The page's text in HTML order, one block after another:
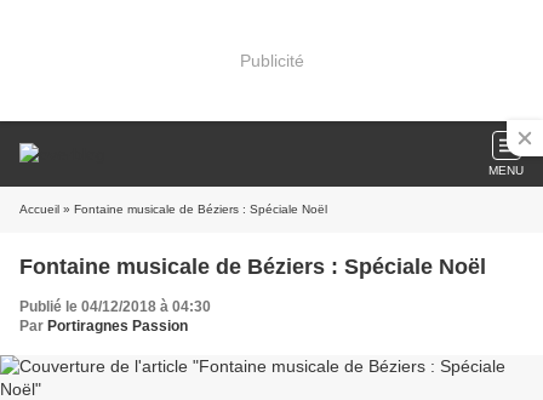
Publicité
MENU
Accueil » Fontaine musicale de Béziers : Spéciale Noël
Fontaine musicale de Béziers : Spéciale Noël
Publié le 04/12/2018 à 04:30
Par Portiragnes Passion